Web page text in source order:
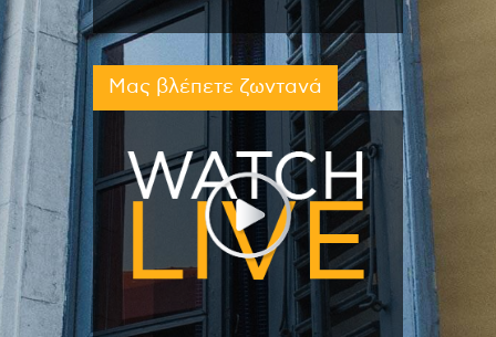
Μας βλέπετε ζωντανά